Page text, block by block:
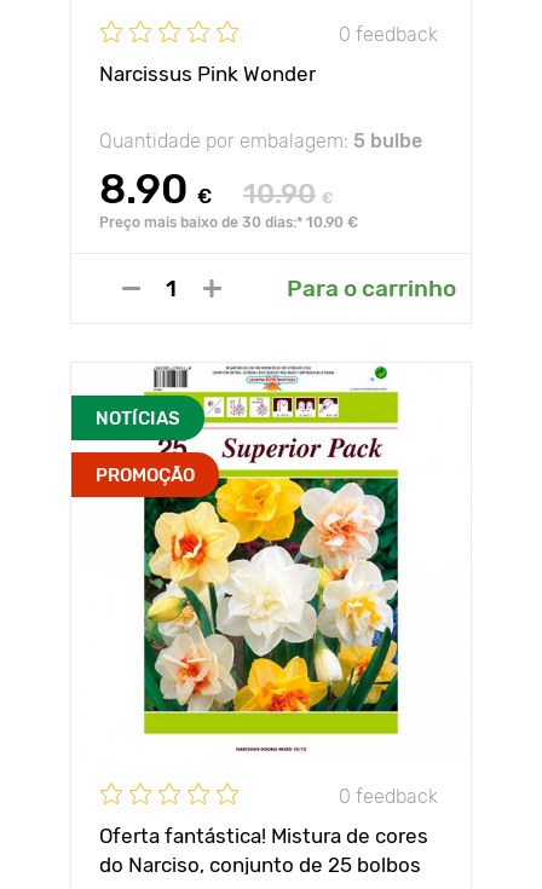
0 feedback
Narcissus Pink Wonder
Quantidade por embalagem: 5 bulbe
8.90 € 10.90 €
Preço mais baixo de 30 dias:* 10.90 €
Para o carrinho
NOTÍCIAS
PROMOÇÃO
0 feedback
Oferta fantástica! Mistura de cores
do Narciso, conjunto de 25 bolbos